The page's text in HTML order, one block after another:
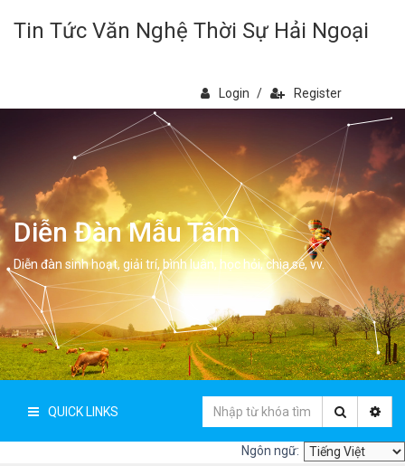
Tin Tức Văn Nghệ Thời Sự Hải Ngoại
Login / Register
Diễn Đàn Mẫu Tâm
Diễn đàn sinh hoạt, giải trí, bình luân, học hỏi, chia sẻ, vv.
QUICK LINKS
Ngôn ngữ: